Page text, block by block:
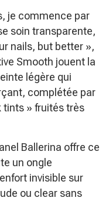
je commence par
soin transparente,
nails, but better »,
Smooth jouent la
légère qui
complétée par
tints » fruités très
Ballerina offre ce
un ongle
invisible sur
ou clear sans